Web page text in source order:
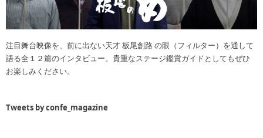
注目舞台映像を、前に出ない天才 板尾創路 の眼（フィルター）を通して
語る全１２篇のインタビュー。貴重なステージ鑑賞ガイドとしてもぜひ
お楽しみください。
Tweets by confe_magazine